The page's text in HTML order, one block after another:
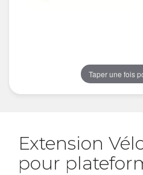
Taper une fois
Extension
pour